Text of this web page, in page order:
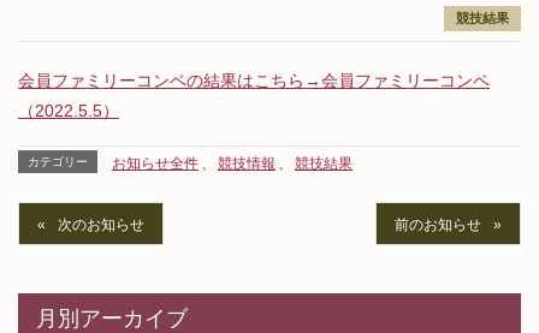
競技結果
会員ファミリーコンペの結果はこちら→会員ファミリーコンペ
（2022.5.5）
カテゴリー お知らせ全件 、 競技情報 、 競技結果
次のお知らせ 前のお知らせ
月別アーカイブ